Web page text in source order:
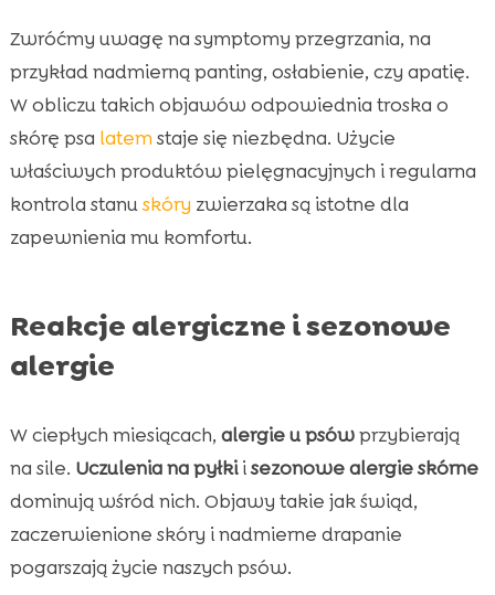
Zwróćmy uwagę na symptomy przegrzania, na
przykład nadmierną panting, osłabienie, czy apatię.
W obliczu takich objawów odpowiednia troska o
skórę psa latem staje się niezbędna. Użycie
właściwych produktów pielęgnacyjnych i regularna
kontrola stanuskóry zwierzaka są istotne dla
zapewnienia mu komfortu.
Reakcje alergiczne i sezonowe
alergie
W ciepłych miesiącach, alergie u psówprzybierają
na sile. Uczulenia na pyłkiisezonowe alergie skórne
dominują wśród nich. Objawy takie jak świąd,
zaczerwienione skóry i nadmierne drapanie
pogarszają życie naszych psów.